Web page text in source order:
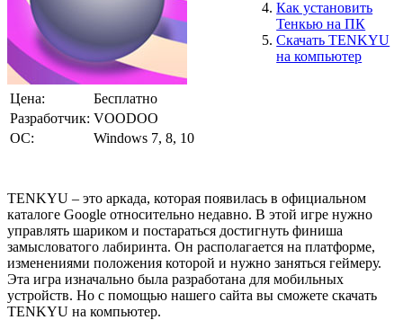
Как установить
Тенкью на ПК
Скачать TENKYU
на компьютер
Цена:
Бесплатно
Разработчик: VOODOO
ОС:
Windows 7, 8, 10
TENKYU – это аркада, которая появилась в официальном
каталоге Google относительно недавно. В этой игре нужно
управлять шариком и постараться достигнуть финиша
замысловатого лабиринта. Он располагается на платформе,
изменениями положения которой и нужно заняться геймеру.
Эта игра изначально была разработана для мобильных
устройств. Но с помощью нашего сайта вы сможете скачать
TENKYU на компьютер.